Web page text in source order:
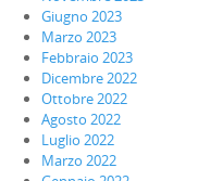
Giugno 2023
Marzo 2023
Febbraio 2023
Dicembre 2022
Ottobre 2022
Agosto 2022
Luglio 2022
Marzo 2022